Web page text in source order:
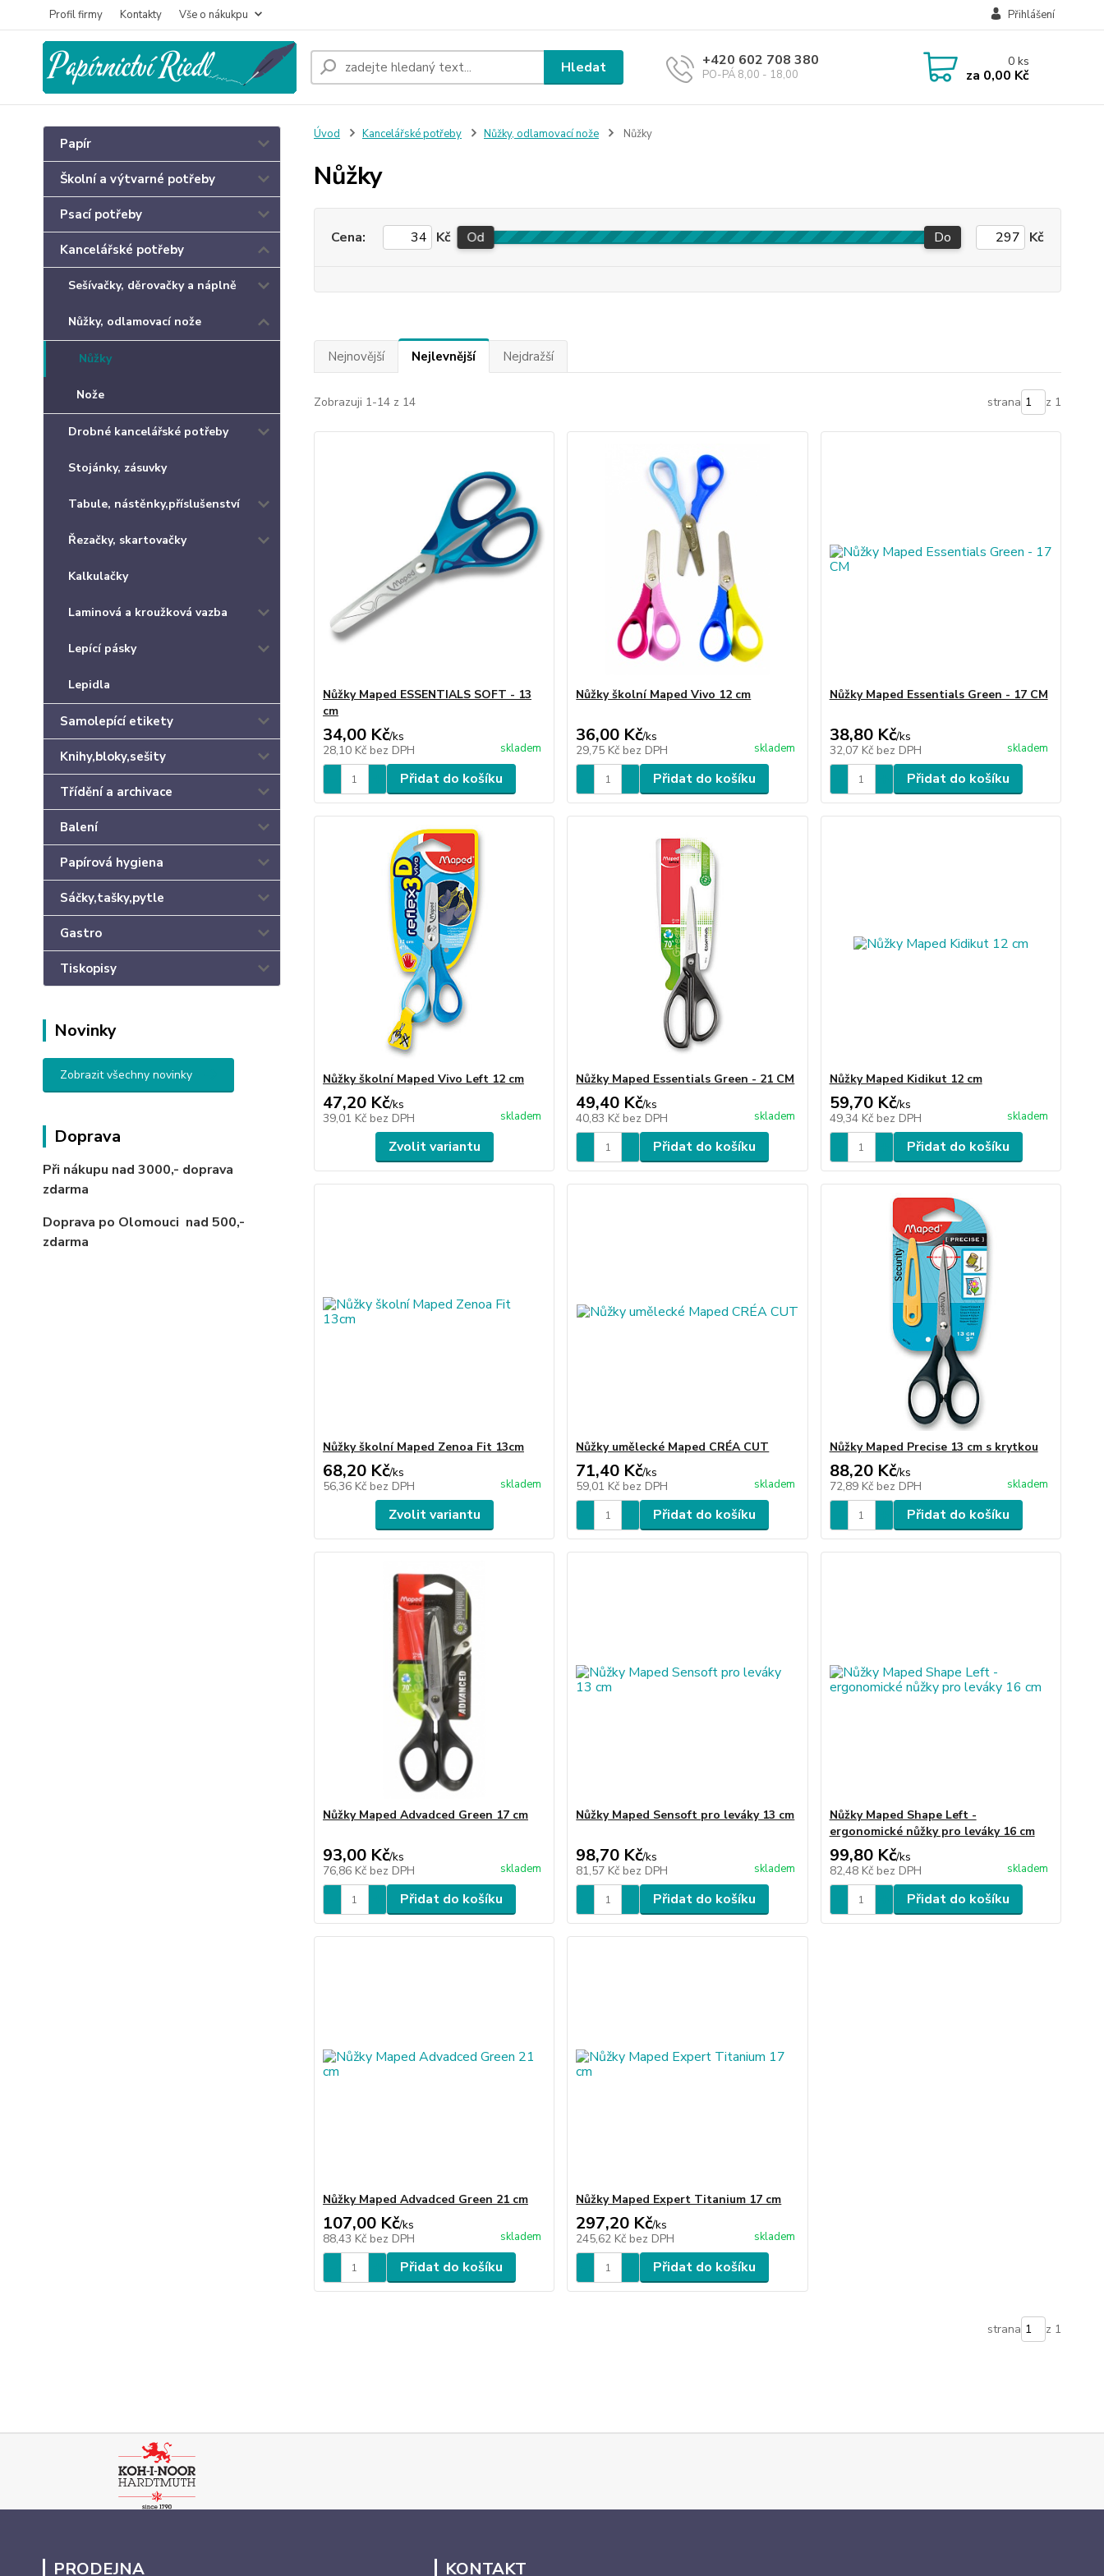
Profil firmy Kontakty Vše o nákukpu Přihlášení
Hledat +420 602 708 380
PO-PÁ 8,00 - 18,00
0ks
za 0,00 Kč
Papír
Školní a výtvarné potřeby
Psací potřeby
Kancelářské potřeby
Sešívačky, děrovačky a náplně
Nůžky, odlamovací nože
Nůžky
Nože
Drobné kancelářské potřeby
Stojánky, zásuvky
Tabule, nástěnky,příslušenství
Řezačky, skartovačky
Kalkulačky
Laminová a kroužková vazba
Lepící pásky
Lepidla
Samolepící etikety
Knihy,bloky,sešity
Třídění a archivace
Balení
Papírová hygiena
Sáčky,tašky,pytle
Gastro
Tiskopisy
Novinky
Zobrazit všechny novinky
Doprava
Při nákupu nad 3000,- doprava
zdarma
Doprava po Olomouci nad 500,-
zdarma
Úvod Kancelářské potřeby Nůžky, odlamovací nože Nůžky
Nůžky
Cena: Kč Od Do Kč
Nejnovější Nejlevnější Nejdražší
Zobrazuji 1-14 z 14 strana z 1
Nůžky Maped ESSENTIALS SOFT - 13
cm
34,00 Kč/ks
28,10 Kč bez DPH skladem
Přidat do košíku
Nůžky školní Maped Vivo 12 cm
36,00 Kč/ks
29,75 Kč bez DPH skladem
Přidat do košíku
Nůžky Maped Essentials Green - 17 CM
38,80 Kč/ks
32,07 Kč bez DPH skladem
Přidat do košíku
Nůžky školní Maped Vivo Left 12 cm
47,20 Kč/ks
39,01 Kč bez DPH skladem
Zvolit variantu
Nůžky Maped Essentials Green - 21 CM
49,40 Kč/ks
40,83 Kč bez DPH skladem
Přidat do košíku
Nůžky Maped Kidikut 12 cm
59,70 Kč/ks
49,34 Kč bez DPH skladem
Přidat do košíku
Nůžky školní Maped Zenoa Fit 13cm
68,20 Kč/ks
56,36 Kč bez DPH skladem
Zvolit variantu
Nůžky umělecké Maped CRÉA CUT
71,40 Kč/ks
59,01 Kč bez DPH skladem
Přidat do košíku
Nůžky Maped Precise 13 cm s krytkou
88,20 Kč/ks
72,89 Kč bez DPH skladem
Přidat do košíku
Nůžky Maped Advadced Green 17 cm
93,00 Kč/ks
76,86 Kč bez DPH skladem
Přidat do košíku
Nůžky Maped Sensoft pro leváky 13 cm
98,70 Kč/ks
81,57 Kč bez DPH skladem
Přidat do košíku
Nůžky Maped Shape Left -
ergonomické nůžky pro leváky 16 cm
99,80 Kč/ks
82,48 Kč bez DPH skladem
Přidat do košíku
Nůžky Maped Advadced Green 21 cm
107,00 Kč/ks
88,43 Kč bez DPH skladem
Přidat do košíku
Nůžky Maped Expert Titanium 17 cm
297,20 Kč/ks
245,62 Kč bez DPH skladem
Přidat do košíku
strana z 1
PRODEJNA KONTAKT